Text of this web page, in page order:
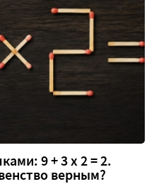
9 + 3 х 2 = 2.
верным?